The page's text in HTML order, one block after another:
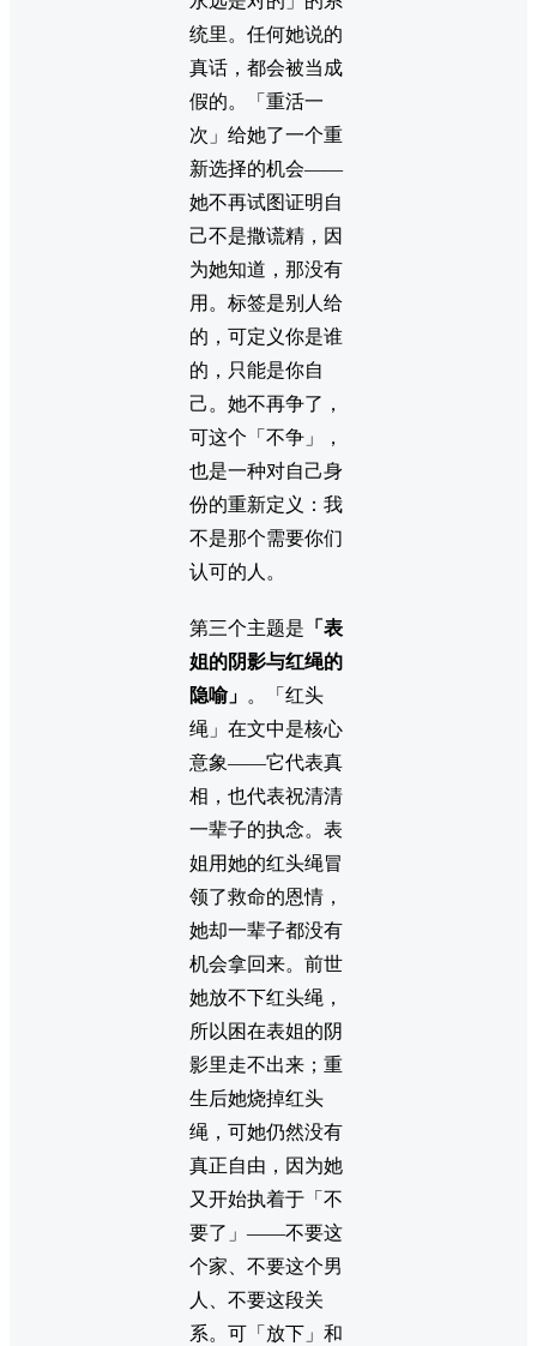
统里。任何她说的
真话，都会被当成
假的。「重活一
次」给她了一个重
新选择的机会——
她不再试图证明自
己不是撒谎精，因
为她知道，那没有
用。标签是别人给
的，可定义你是谁
的，只能是你自
己。她不再争了，
可这个「不争」，
也是一种对自己身
份的重新定义：我
不是那个需要你们
认可的人。
第三个主题是 「表
姐的阴影与红绳的
隐喻」 。「红头
绳」在文中是核心
意象——它代表真
相，也代表祝清清
一辈子的执念。表
姐用她的红头绳冒
领了救命的恩情，
她却一辈子都没有
机会拿回来。前世
她放不下红头绳，
所以困在表姐的阴
影里走不出来；重
生后她烧掉红头
绳，可她仍然没有
真正自由，因为她
又开始执着于「不
要了」——不要这
个家、不要这个男
人、不要这段关
系。可「放下」和